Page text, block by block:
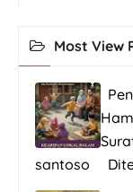
Most View
santoso